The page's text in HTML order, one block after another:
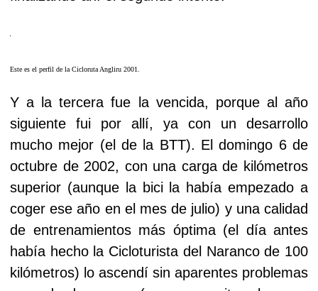
Este es el perfil de la Cicloruta Angliru 2001.
Y a la tercera fue la vencida, porque al año
siguiente fui por allí, ya con un desarrollo
mucho mejor (el de la BTT). El domingo 6 de
octubre de 2002, con una carga de kilómetros
superior (aunque la bici la había empezado a
coger ese año en el mes de julio) y una calidad
de entrenamientos más óptima (el día antes
había hecho la Cicloturista del Naranco de 100
kilómetros) lo ascendí sin aparentes problemas